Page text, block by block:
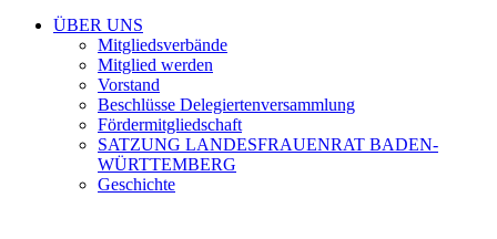
ÜBER UNS
Mitgliedsverbände
Mitglied werden
Vorstand
Beschlüsse Delegiertenversammlung
Fördermitgliedschaft
SATZUNG LANDESFRAUENRAT BADEN-
WÜRTTEMBERG
Geschichte